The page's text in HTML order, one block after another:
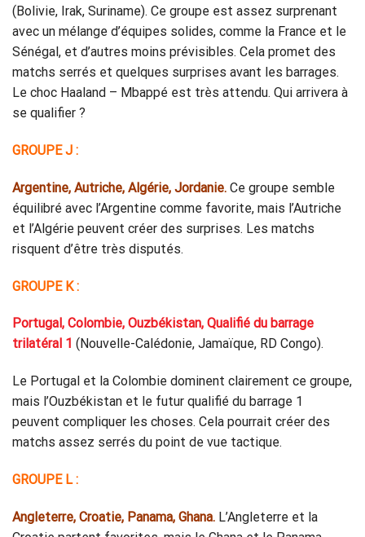
(Bolivie, Irak, Suriname). Ce groupe est assez surprenant
avec un mélange d’équipes solides, comme la France et le
Sénégal, et d’autres moins prévisibles. Cela promet des
matchs serrés et quelques surprises avant les barrages.
Le choc Haaland – Mbappé est très attendu. Qui arrivera à
se qualifier ?
GROUPE J :
Argentine, Autriche, Algérie, Jordanie. Ce groupe semble
équilibré avec l’Argentine comme favorite, mais l’Autriche
et l’Algérie peuvent créer des surprises. Les matchs
risquent d’être très disputés.
GROUPE K :
Portugal, Colombie, Ouzbékistan, Qualifié du barrage
trilatéral 1 (Nouvelle-Calédonie, Jamaïque, RD Congo).
Le Portugal et la Colombie dominent clairement ce groupe,
mais l’Ouzbékistan et le futur qualifié du barrage 1
peuvent compliquer les choses. Cela pourrait créer des
matchs assez serrés du point de vue tactique.
GROUPE L :
Angleterre, Croatie, Panama, Ghana. L’Angleterre et la